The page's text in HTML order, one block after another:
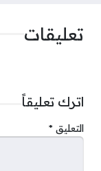
تعليقات
اترك تعليقاً
التعليق *